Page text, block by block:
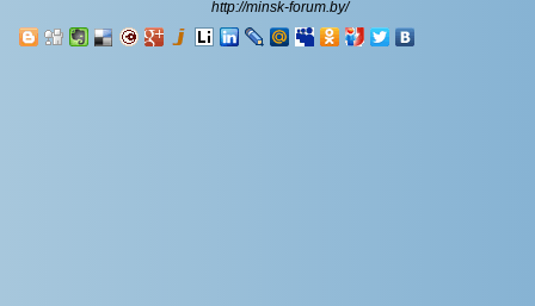
http://minsk-forum.by/